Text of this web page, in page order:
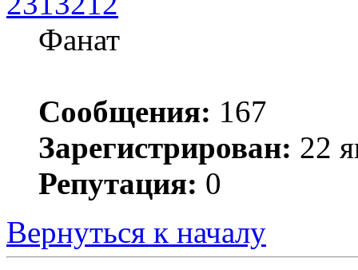
Фанат
Сообщения: 167
Зарегистрирован: 22
Репутация: 0
Вернуться к началу